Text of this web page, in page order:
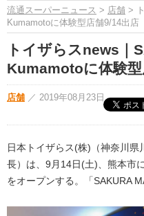
流通スーパーニュース > 店舗 >
Kumamotoに体験型店舗9/14出店
トイザらスnews｜
Kumamotoに体験
店舗 ／ 2019年08月23日
日本トイザらス(株)（神奈川
長）は、9月14日(土)、熊本市
をオープンする。「SAKURA